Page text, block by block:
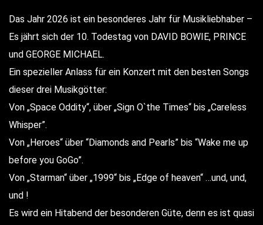
Das Jahr 2026 ist ein besonderes Jahr für Musikliebhaber –
Es jährt sich der 10. Todestag von DAVID BOWIE, PRINCE
und GEORGE MICHAEL.
Ein spezieller Anlass für ein Konzert mit den besten Songs
dieser drei Musikgötter:
Von „Space Oddity“, über „Sign O`the Times“ bis „Careless
Whisper”.
Von „Heroes“ über “Diamonds and Pearls” bis “Wake me up
before you GoGo”.
Von „Starman“ über „1999“ bis „Edge of heaven“ …und, und,
und !
Es wird ein Hitabend der besonderen Güte, denn es ist quasi